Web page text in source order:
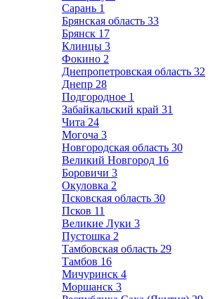
Сарань 1
Брянская область 33
Брянск 17
Клинцы 3
Фокино 2
Днепропетровская область 32
Днепр 28
Подгородное 1
Забайкальский край 31
Чита 24
Могоча 3
Новгородская область 30
Великий Новгород 16
Боровичи 3
Окуловка 2
Псковская область 30
Псков 11
Великие Луки 3
Пустошка 2
Тамбовская область 29
Тамбов 16
Мичуринск 4
Моршанск 3